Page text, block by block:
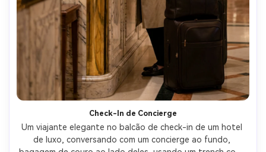
Check-In de Concierge
Um viajante elegante no balcão de check-in de um hotel
de luxo, conversando com um concierge ao fundo,